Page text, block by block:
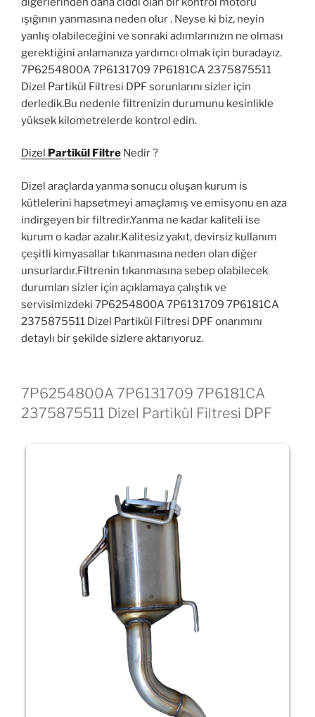
ışığının yanmasına neden olur . Neyse ki biz, neyin
yanlış olabileceğini ve sonraki adımlarınızın ne olması
gerektiğini anlamanıza yardımcı olmak için buradayız.
7P6254800A 7P6131709 7P6181CA 2375875511
Dizel Partikül Filtresi DPF sorunlarını sizler için
derledik.Bu nedenle filtrenizin durumunu kesinlikle
yüksek kilometrelerde kontrol edin.
Dizel Partikül Filtre Nedir ?
Dizel araçlarda yanma sonucu oluşan kurum is
kütlelerini hapsetmeyi amaçlamış ve emisyonu en aza
indirgeyen bir filtredir.Yanma ne kadar kaliteli ise
kurum o kadar azalır.Kalitesiz yakıt, devirsiz kullanım
çeşitli kimyasallar tıkanmasına neden olan diğer
unsurlardır.Filtrenin tıkanmasına sebep olabilecek
durumları sizler için açıklamaya çalıştık ve
servisimizdeki 7P6254800A 7P6131709 7P6181CA
2375875511 Dizel Partikül Filtresi DPF onarımını
detaylı bir şekilde sizlere aktarıyoruz.
7P6254800A 7P6131709 7P6181CA
2375875511 Dizel Partikül Filtresi DPF